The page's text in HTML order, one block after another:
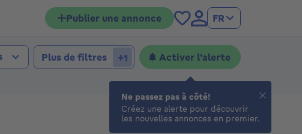
Publier une annonce FR
Plus de filtres +1 Activer l'alerte
Ne passez pas à côté!
Créez une alerte pour découvrir
les nouvelles annonces en premier.